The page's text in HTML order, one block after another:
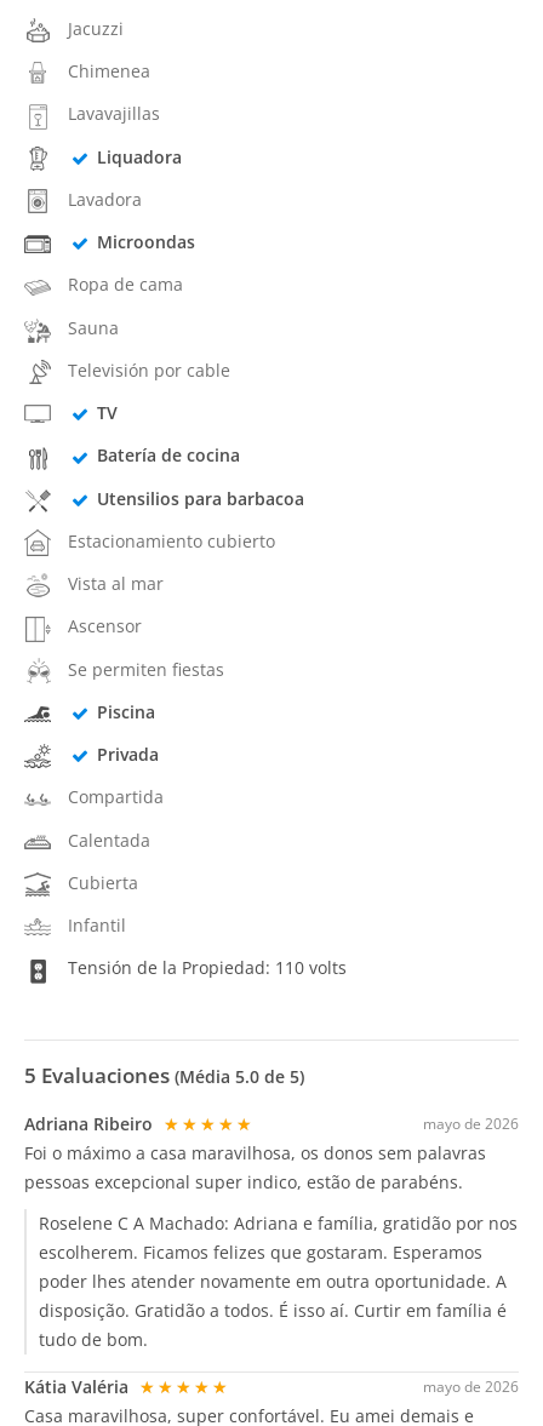
Jacuzzi
Chimenea
Lavavajillas
Liquadora
Lavadora
Microondas
Ropa de cama
Sauna
Televisión por cable
TV
Batería de cocina
Utensilios para barbacoa
Estacionamiento cubierto
Vista al mar
Ascensor
Se permiten fiestas
Piscina
Privada
Compartida
Calentada
Cubierta
Infantil
Tensión de la Propiedad: 110 volts
5 Evaluaciones (Média 5.0 de 5)
mayo de 2026
Adriana Ribeiro ★★★★★
Foi o máximo a casa maravilhosa, os donos sem palavras
pessoas excepcional super indico, estão de parabéns.
Roselene C A Machado: Adriana e família, gratidão por nos
escolherem. Ficamos felizes que gostaram. Esperamos
poder lhes atender novamente em outra oportunidade. A
disposição. Gratidão a todos. É isso aí. Curtir em família é
tudo de bom.
mayo de 2026
Kátia Valéria ★★★★★
Casa maravilhosa, super confortável. Eu amei demais e